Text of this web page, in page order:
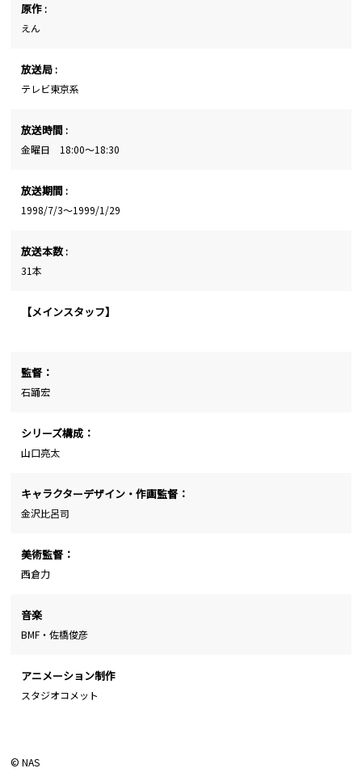
原作 :
えん
放送局 :
テレビ東京系
放送時間 :
金曜日 18:00～18:30
放送期間 :
1998/7/3～1999/1/29
放送本数 :
31本
【メインスタッフ】
監督：
石踊宏
シリーズ構成：
山口亮太
キャラクターデザイン・作画監督：
金沢比呂司
美術監督：
西倉力
音楽
BMF・佐橋俊彦
アニメーション制作
スタジオコメット
© NAS